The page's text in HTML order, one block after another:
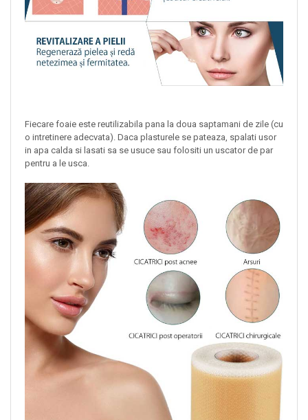
Fiecare foaie este reutilizabila pana la doua saptamani de zile (cu
o intretinere adecvata). Daca plasturele se pateaza, spalati usor
in apa calda si lasati sa se usuce sau folositi un uscator de par
pentru a le usca.